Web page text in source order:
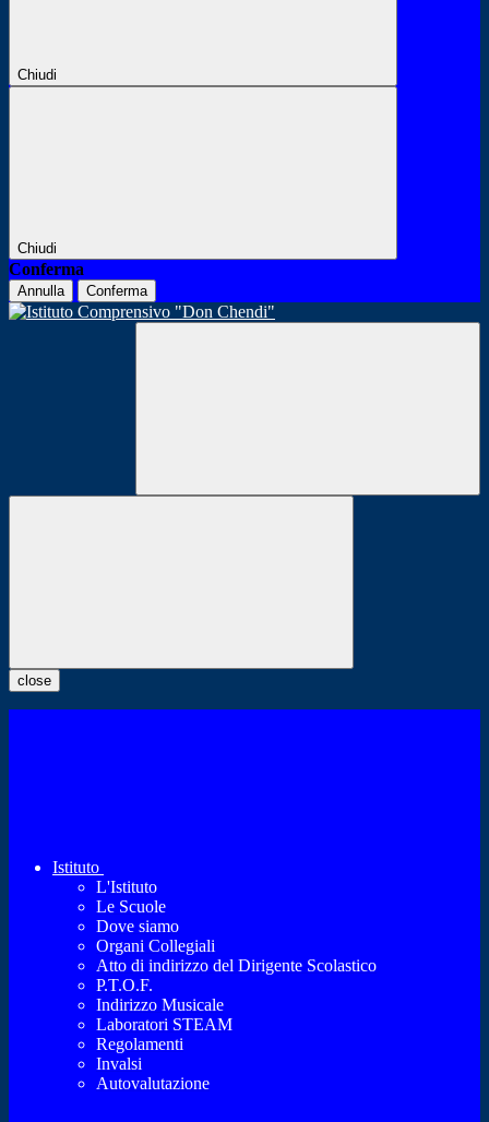
Chiudi
Chiudi
Conferma
Annulla Conferma
close
Istituto
L'Istituto
Le Scuole
Dove siamo
Organi Collegiali
Atto di indirizzo del Dirigente Scolastico
P.T.O.F.
Indirizzo Musicale
Laboratori STEAM
Regolamenti
Invalsi
Autovalutazione